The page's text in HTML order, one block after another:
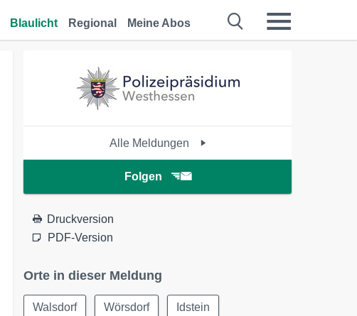
Blaulicht Regional Meine Abos
Alle Meldungen
Folgen
Druckversion
PDF-Version
Orte in dieser Meldung
Walsdorf Wörsdorf Idstein